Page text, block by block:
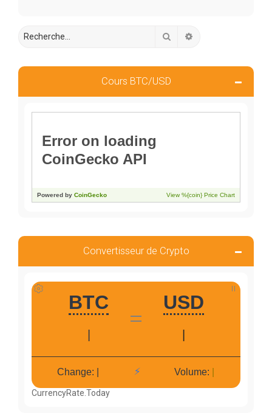
Rechercher
Cours BTC/USD
Convertisseur de Crypto
CurrencyRate.Today